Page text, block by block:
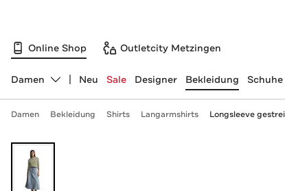
Online Shop Outletcity Metzingen
Abteilung ändern, ausgewählt:
Damen Neu Sale Designer Bekleidung Schuhe
Damen Bekleidung Shirts Langarmshirts Longsleeve